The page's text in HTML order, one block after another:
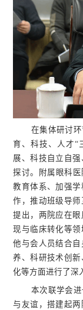
在集体研讨环节
育、科技、人才“
展、科技自立自
探讨。附属眼科
教育体系、加强
作，推动班级导
提出，两院应在
现与临床转化等
他与会人员结合
养、科研技术创
化等方面进行了深
本次联学会进一
与友谊，搭建起